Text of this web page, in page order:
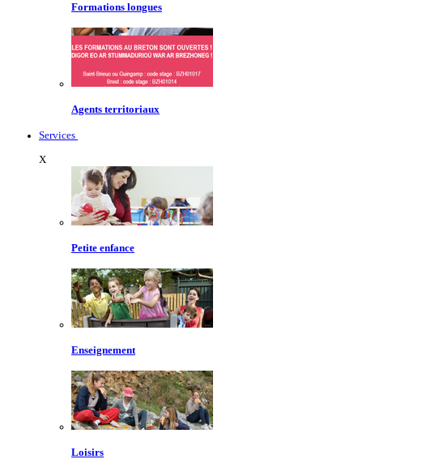
Formations longues
Agents territoriaux
Services
X
Petite enfance
Enseignement
Loisirs